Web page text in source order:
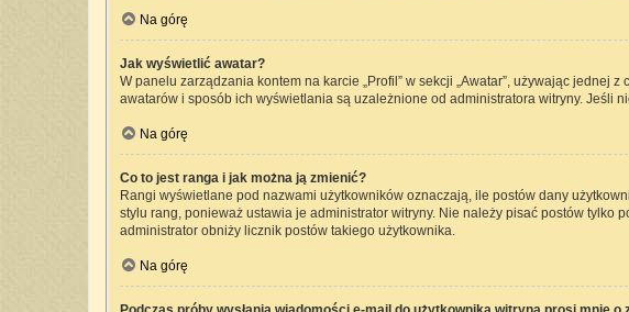
Na górę
Jak wyświetlić awatar?
W panelu zarządzania kontem na karcie „Profil” w sekcji „Awatar”, używając jednej
awatarów i sposób ich wyświetlania są uzależnione od administratora witryny. Jeśli
Na górę
Co to jest ranga i jak można ją zmienić?
Rangi wyświetlane pod nazwami użytkowników oznaczają, ile postów dany
stylu rang, ponieważ ustawia je administrator witryny. Nie należy pisać postów tylko
administrator obniży licznik postów takiego użytkownika.
Na górę